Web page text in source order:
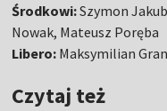
Środkowi:Szymon
Nowak, Mateusz Poręba
Libero: Maksymilian
Czytaj też